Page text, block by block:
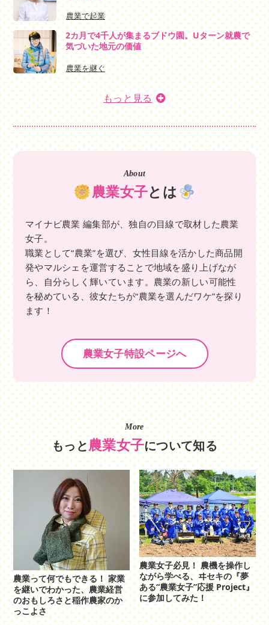
農業で起業
2カ月で4千人が集まるブドウ園。Uターン就農で
気づいた地元の価値
農業を継ぐ
もっと見る
About
農業女子とは
マイナビ農業 編集部が、独自の目線で取材した農業
女子。
職業として“農業”を選び、女性目線を活かした商品開
発やマルシェを運営することで地域を盛り上げなが
ら、自分らしく輝いています。農業の新しい可能性
を秘めている、彼女たちが“農業を選んだワケ”を探り
ます！
農業女子特設ページへ
More
もっと農業女子について知る
農業って何でもできる！ 家業
を継いでわかった、農業経営
のおもしろさと稲作農家のか
っこよさ
農業女子必見！ 農機を操作し
ながら学べる、ヰセキの『夢
ある“農業女子”応援 Project』
に参加してみた！